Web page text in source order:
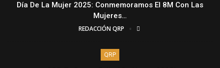
Día De La Mujer 2025: Conmemoramos El 8M Con Las
Mujeres…
REDACCIÓN QRP
QRP